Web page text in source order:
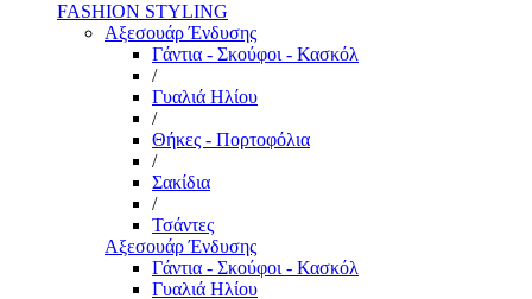
FASHION STYLING
Αξεσουάρ Ένδυσης
Γάντια - Σκούφοι - Κασκόλ
/
Γυαλιά Ηλίου
/
Θήκες - Πορτοφόλια
/
Σακίδια
/
Τσάντες
Αξεσουάρ Ένδυσης
Γάντια - Σκούφοι - Κασκόλ
Γυαλιά Ηλίου